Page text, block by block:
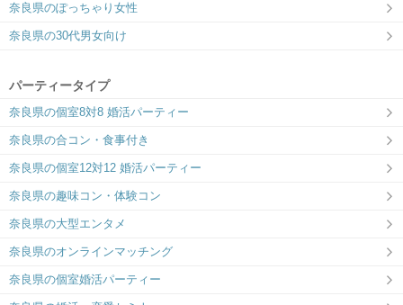
奈良県のぽっちゃり女性
奈良県の30代男女向け
パーティータイプ
奈良県の個室8対8 婚活パーティー
奈良県の合コン・食事付き
奈良県の個室12対12 婚活パーティー
奈良県の趣味コン・体験コン
奈良県の大型エンタメ
奈良県のオンラインマッチング
奈良県の個室婚活パーティー